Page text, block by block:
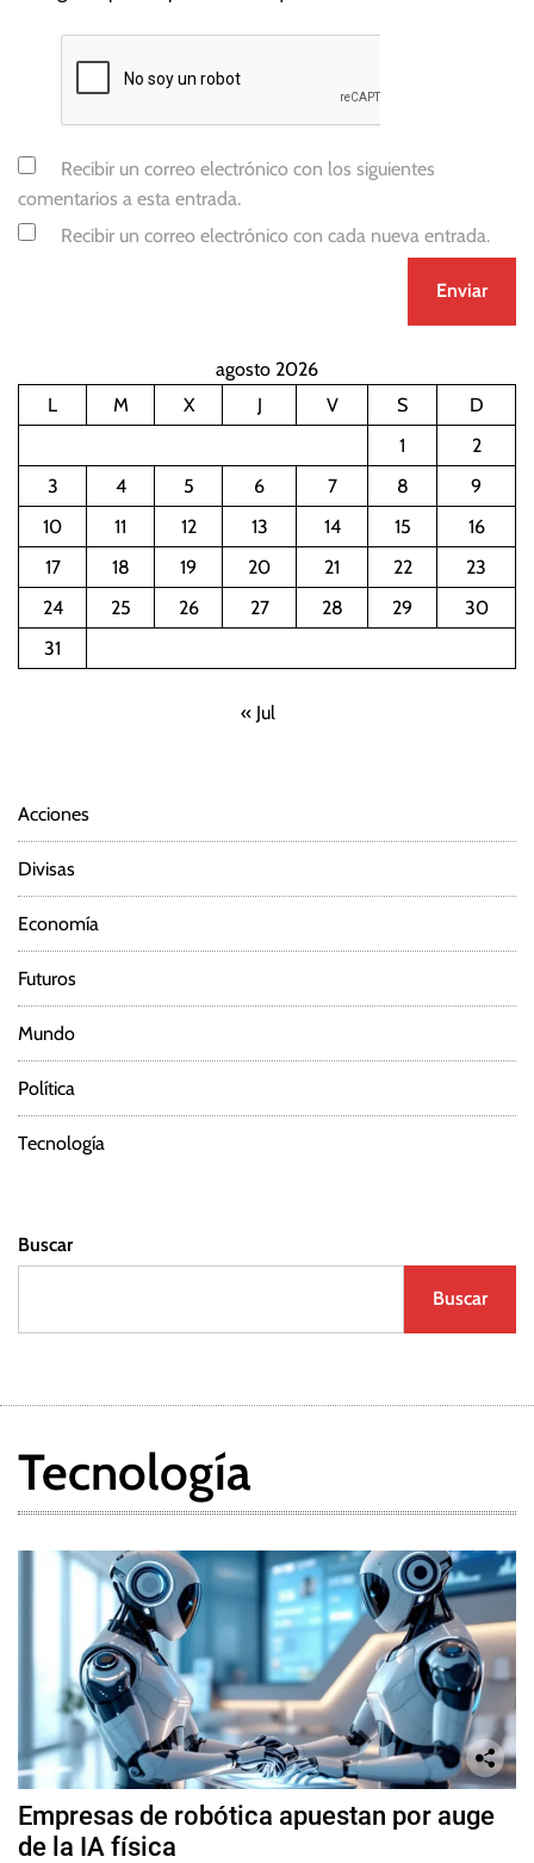
Recibir un correo electrónico con los siguientes
comentarios a esta entrada.
Recibir un correo electrónico con cada nueva entrada.
agosto 2026
L
M X J V S
D
1
2
3
4 5 6 7 8
9
10
11 12 13 14 15
16
17
18 19 20 21 22
23
24
25 26 27 28 29
30
31
« Jul
Acciones
Divisas
Economía
Futuros
Mundo
Política
Tecnología
Buscar
Buscar
Tecnología
Empresas de robótica apuestan por auge
de la IA física